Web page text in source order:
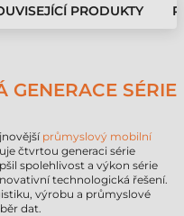
PRODUKTY
SÉRIE
průmyslový mobilní
čtvrtou generaci série
spolehlivost a výkon série
technologická řešení.
výrobu a průmyslové
dat.